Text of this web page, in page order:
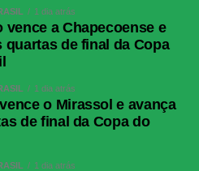
1 dia atrás
vence a Chapecoense e
quartas de final da Copa
1 dia atrás
o Mirassol e avança
de final da Copa do
1 dia atrás